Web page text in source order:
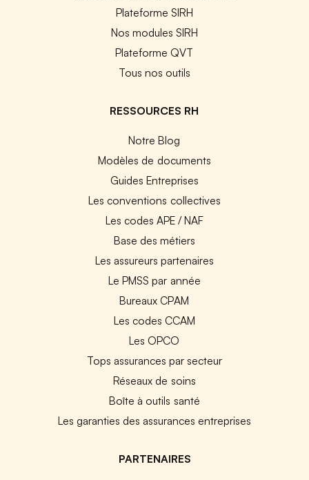
Plateforme SIRH
Nos modules SIRH
Plateforme QVT
Tous nos outils
RESSOURCES RH
Notre Blog
Modèles de documents
Guides Entreprises
Les conventions collectives
Les codes APE / NAF
Base des métiers
Les assureurs partenaires
Le PMSS par année
Bureaux CPAM
Les codes CCAM
Les OPCO
Tops assurances par secteur
Réseaux de soins
Boîte à outils santé
Les garanties des assurances entreprises
PARTENAIRES